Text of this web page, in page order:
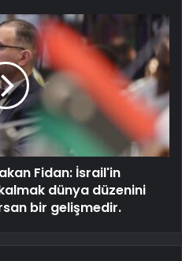
Fidan: İsrail'in
dünya düzenini
bir gelişmedir.